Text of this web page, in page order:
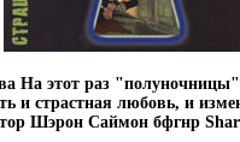
На этот раз
и страстная любовь, и
Шэрон Саймон бфгнр